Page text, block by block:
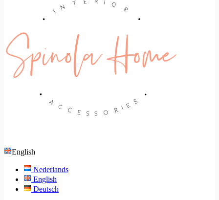
English
Nederlands
English
Deutsch